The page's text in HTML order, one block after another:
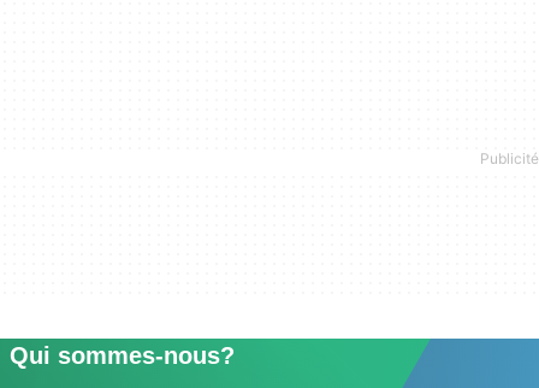
Qui sommes-nous?